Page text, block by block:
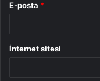
E-posta *
İnternet sitesi